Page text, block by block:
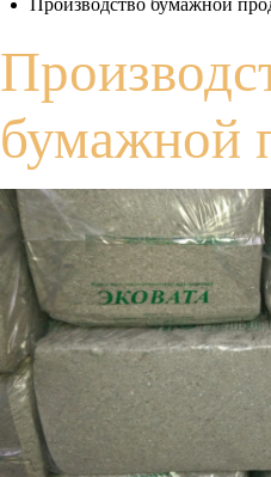
Производство бумажной
бумажной
Линия Производства Эковаты
Линия Производства Эковаты
Линия Производства Эковаты
поставляем различное
таких "первичных" товарных
переработки ТКО, как,
макулатуры, бумаги и картона,
"конечных" готовых товарных